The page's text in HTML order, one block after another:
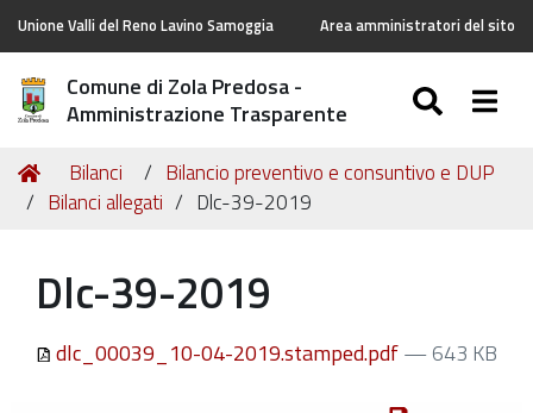
Unione Valli del Reno Lavino Samoggia Area amministratori del sito
Comune di Zola Predosa -
Amministrazione Trasparente
Tu
sei
Home
Bilanci
Bilancio preventivo e consuntivo e DUP
Bilanci allegati
Dlc-39-2019
Dlc-39-2019
dlc_00039_10-04-2019.stamped.pdf— 643 KB